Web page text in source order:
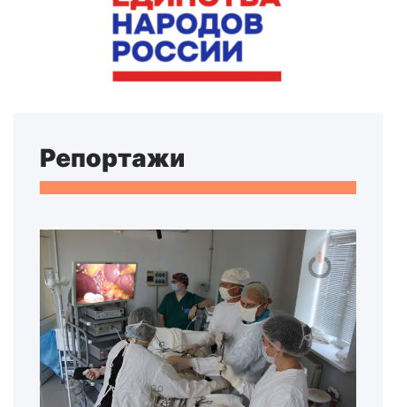
Репортажи